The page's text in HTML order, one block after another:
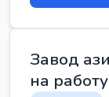
Завод
на